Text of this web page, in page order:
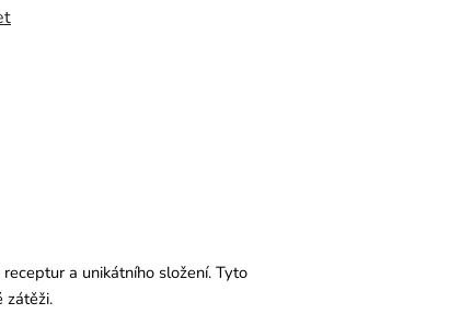
a unikátního složení. Tyto
zátěži.